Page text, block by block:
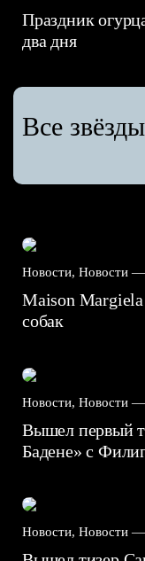
Праздник
два дня
Все
Новости, Новости —
Maison Margiela
собак
Новости, Новости —
Вышел первый
Бадене» с
Новости, Новости —